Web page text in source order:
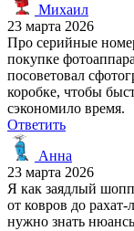
Михаил
23 марта 2026
Про серийные
покупке
посоветовал
коробке, чтобы
сэкономило время.
Ответить
Анна
23 марта 2026
Я как заядлый
от ковров до рахат-
нужно знать